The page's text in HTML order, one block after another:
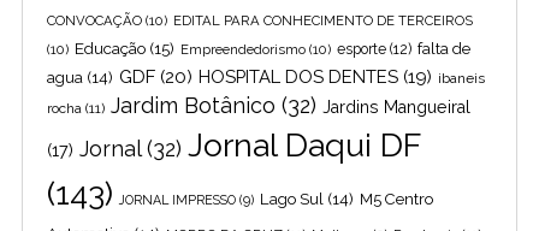
CONVOCAÇÃO (10) EDITAL PARA CONHECIMENTO DE TERCEIROS
(10) Educação (15) Empreendedorismo (10) esporte (12) falta de
agua (14) GDF (20) HOSPITAL DOS DENTES (19) ibaneis
rocha (11) Jardim Botânico (32) Jardins Mangueiral
(17) Jornal(32) Jornal Daqui DF
(143)
JORNAL IMPRESSO (9) Lago Sul (14) M5 Centro